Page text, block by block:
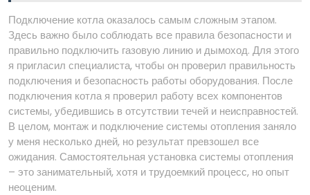
Подключение котла оказалось самым сложным этапом.
Здесь важно было соблюдать все правила безопасности и
правильно подключить газовую линию и дымоход. Для этого
я пригласил специалиста, чтобы он проверил правильность
подключения и безопасность работы оборудования. После
подключения котла я проверил работу всех компонентов
системы, убедившись в отсутствии течей и неисправностей.
В целом, монтаж и подключение системы отопления заняло
у меня несколько дней, но результат превзошел все
ожидания. Самостоятельная установка системы отопления
– это занимательный, хотя и трудоемкий процесс, но опыт
неоценим.